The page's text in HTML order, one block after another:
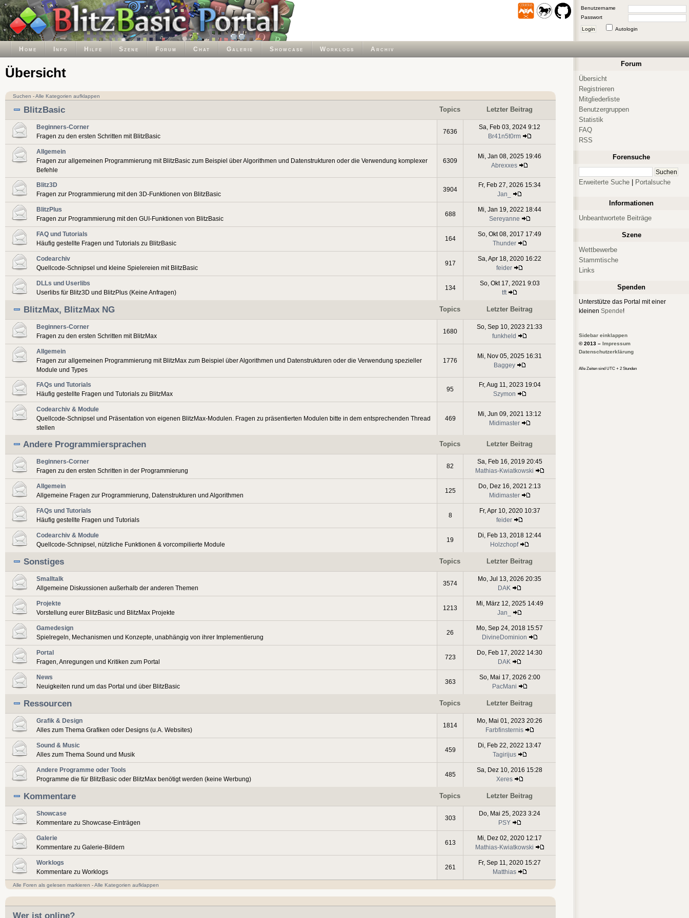
Benutzername
Passwort
Login Autologin
Home Info Hilfe Szene Forum Chat Galerie Showcase Worklogs Archiv
Übersicht
Suchen -Alle Kategorien aufklappen
BlitzBasic Topics Letzter Beitrag
Beginners-Corner
Fragen zu den ersten Schritten mit BlitzBasic
7636
Sa, Feb 03, 2024 9:12
Br41n5t0rm
Allgemein
Fragen zur allgemeinen Programmierung mit BlitzBasic zum Beispiel über Algorithmen und Datenstrukturen oder die Verwendung komplexer
Befehle
6309
Mi, Jan 08, 2025 19:46
Abrexxes
Blitz3D
Fragen zur Programmierung mit den 3D-Funktionen von BlitzBasic
3904
Fr, Feb 27, 2026 15:34
Jan_
BlitzPlus
Fragen zur Programmierung mit den GUI-Funktionen von BlitzBasic
688
Mi, Jan 19, 2022 18:44
Sereyanne
FAQ und Tutorials
Häufig gestellte Fragen und Tutorials zu BlitzBasic
164
So, Okt 08, 2017 17:49
Thunder
Codearchiv
Quellcode-Schnipsel und kleine Spielereien mit BlitzBasic
917
Sa, Apr 18, 2020 16:22
feider
DLLs und Userlibs
Userlibs für Blitz3D und BlitzPlus (Keine Anfragen)
134
So, Okt 17, 2021 9:03
tft
BlitzMax, BlitzMax NG Topics Letzter Beitrag
Beginners-Corner
Fragen zu den ersten Schritten mit BlitzMax
1680
So, Sep 10, 2023 21:33
funkheld
Allgemein
Fragen zur allgemeinen Programmierung mit BlitzMax zum Beispiel über Algorithmen und Datenstrukturen oder die Verwendung spezieller
Module und Types
1776
Mi, Nov 05, 2025 16:31
Baggey
FAQs und Tutorials
Häufig gestellte Fragen und Tutorials zu BlitzMax
95
Fr, Aug 11, 2023 19:04
Szymon
Codearchiv & Module
Quellcode-Schnipsel und Präsentation von eigenen BlitzMax-Modulen. Fragen zu präsentierten Modulen bitte in dem entsprechenden Thread
stellen
469
Mi, Jun 09, 2021 13:12
Midimaster
Andere Programmiersprachen Topics Letzter Beitrag
Beginners-Corner
Fragen zu den ersten Schritten in der Programmierung
82
Sa, Feb 16, 2019 20:45
Mathias-Kwiatkowski
Allgemein
Allgemeine Fragen zur Programmierung, Datenstrukturen und Algorithmen
125
Do, Dez 16, 2021 2:13
Midimaster
FAQs und Tutorials
Häufig gestellte Fragen und Tutorials
8
Fr, Apr 10, 2020 10:37
feider
Codearchiv & Module
Quellcode-Schnipsel, nützliche Funktionen & vorcompilierte Module
19
Di, Feb 13, 2018 12:44
Holzchopf
Sonstiges Topics Letzter Beitrag
Smalltalk
Allgemeine Diskussionen außerhalb der anderen Themen
3574
Mo, Jul 13, 2026 20:35
DAK
Projekte
Vorstellung eurer BlitzBasic und BlitzMax Projekte
1213
Mi, März 12, 2025 14:49
Jan_
Gamedesign
Spielregeln, Mechanismen und Konzepte, unabhängig von ihrer Implementierung
26
Mo, Sep 24, 2018 15:57
DivineDominion
Portal
Fragen, Anregungen und Kritiken zum Portal
723
Do, Feb 17, 2022 14:30
DAK
News
Neuigkeiten rund um das Portal und über BlitzBasic
363
So, Mai 17, 2026 2:00
PacMani
Ressourcen Topics Letzter Beitrag
Grafik & Design
Alles zum Thema Grafiken oder Designs (u.A. Websites)
1814
Mo, Mai 01, 2023 20:26
Farbfinsternis
Sound & Music
Alles zum Thema Sound und Musik
459
Di, Feb 22, 2022 13:47
Tagirijus
Andere Programme oder Tools
Programme die für BlitzBasic oder BlitzMax benötigt werden (keine Werbung)
485
Sa, Dez 10, 2016 15:28
Xeres
Kommentare Topics Letzter Beitrag
Showcase
Kommentare zu Showcase-Einträgen
303
Do, Mai 25, 2023 3:24
PSY
Galerie
Kommentare zu Galerie-Bildern
613
Mi, Dez 02, 2020 12:17
Mathias-Kwiatkowski
Worklogs
Kommentare zu Worklogs
261
Fr, Sep 11, 2020 15:27
Matthias
Alle Foren als gelesen markieren -Alle Kategorien aufklappen
Wer ist online?
Forum
Übersicht
Registrieren
Mitgliederliste
Benutzergruppen
Statistik
FAQ
RSS
Forensuche
Erweiterte Suche Portalsuche
Informationen
Unbeantwortete Beiträge
Szene
Wettbewerbe
Stammtische
Links
Spenden
Unterstütze das Portal mit einer
kleinen Spende!
Sidebar einklappen
© 2013 – Impressum
Datenschutzerklärung
Alle Zeiten sind UTC + 2 Stunden